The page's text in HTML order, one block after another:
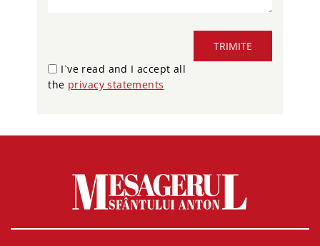
TRIMITE
I`ve read and I accept all
the privacy statements